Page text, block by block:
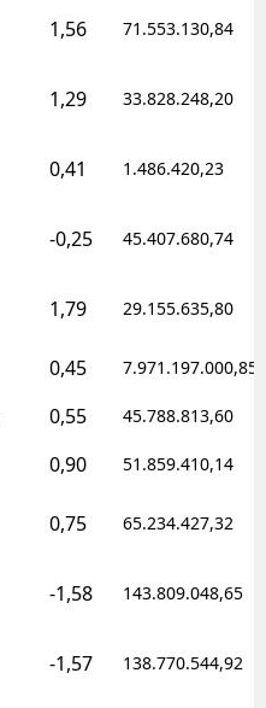
1,56 71.553.130,84
1,29 33.828.248,20
0,41 1.486.420,23
-0,25 45.407.680,74
1,79 29.155.635,80
0,45 7.971.197.000,85
0,55 45.788.813,60
0,90 51.859.410,14
0,75 65.234.427,32
-1,58 143.809.048,65
-1,57 138.770.544,92